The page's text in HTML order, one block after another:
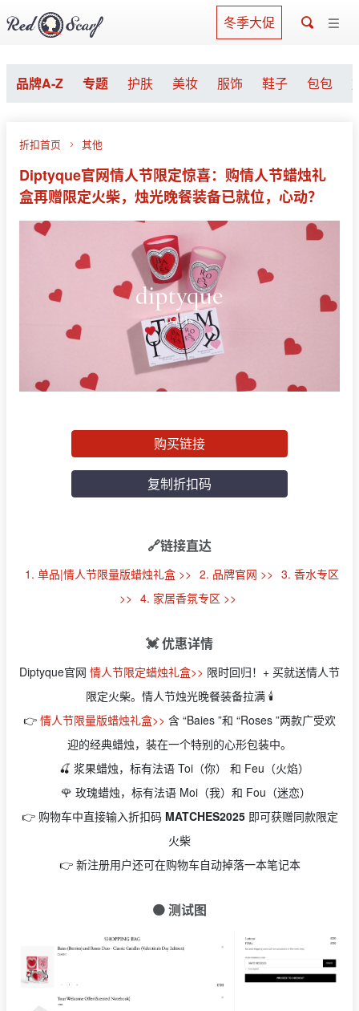
冬季大促
品牌A-Z 专题 护肤 美妆 服饰 鞋子 包包
折扣首页 其他
Diptyque官网情人节限定惊喜：购情人节蜡烛礼
盒再赠限定火柴，烛光晚餐装备已就位，心动？
购买链接
复制折扣码
🔗链接直达
1. 单品|情人节限量版蜡烛礼盒 >> 2. 品牌官网 >> 3. 香水专区
>> 4. 家居香氛专区 >>
💓 优惠详情
Diptyque官网 情人节限定蜡烛礼盒>> 限时回归！+ 买就送情人节
限定火柴。情人节烛光晚餐装备拉满 🕯
👉 情人节限量版蜡烛礼盒>> 含 “Baies ”和 “Roses ”两款广受欢
迎的经典蜡烛，装在一个特别的心形包装中。
🍒 浆果蜡烛，标有法语 Toi（你） 和 Feu（火焰）
🌹 玫瑰蜡烛，标有法语 Moi（我）和 Fou（迷恋）
👉 购物车中直接输入折扣码 MATCHES2025 即可获赠同款限定
火柴
👉 新注册用户还可在购物车自动掉落一本笔记本
🟠 测试图